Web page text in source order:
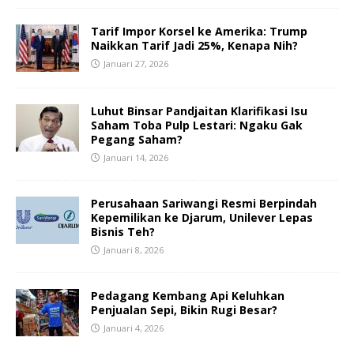
Tarif Impor Korsel ke Amerika: Trump
Naikkan Tarif Jadi 25%, Kenapa Nih?
Januari 27, 2026
Luhut Binsar Pandjaitan Klarifikasi Isu
Saham Toba Pulp Lestari: Ngaku Gak
Pegang Saham?
Januari 14, 2026
Perusahaan Sariwangi Resmi Berpindah
Kepemilikan ke Djarum, Unilever Lepas
Bisnis Teh?
Januari 8, 2026
Pedagang Kembang Api Keluhkan
Penjualan Sepi, Bikin Rugi Besar?
Januari 4, 2026